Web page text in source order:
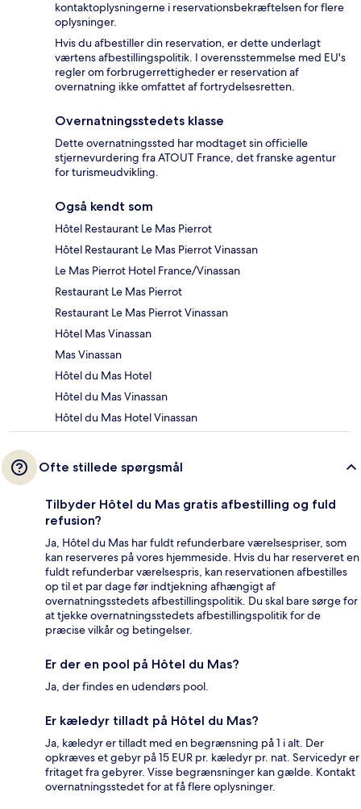
kontaktoplysningerne i reservationsbekræftelsen for flere
oplysninger.
Hvis du afbestiller din reservation, er dette underlagt
værtens afbestillingspolitik. I overensstemmelse med EU's
regler om forbrugerrettigheder er reservation af
overnatning ikke omfattet af fortrydelsesretten.
Overnatningsstedets klasse
Dette overnatningssted har modtaget sin officielle
stjernevurdering fra ATOUT France, det franske agentur
for turismeudvikling.
Også kendt som
Hôtel Restaurant Le Mas Pierrot
Hôtel Restaurant Le Mas Pierrot Vinassan
Le Mas Pierrot Hotel France/Vinassan
Restaurant Le Mas Pierrot
Restaurant Le Mas Pierrot Vinassan
Hôtel Mas Vinassan
Mas Vinassan
Hôtel du Mas Hotel
Hôtel du Mas Vinassan
Hôtel du Mas Hotel Vinassan
Ofte stillede spørgsmål
Tilbyder Hôtel du Mas gratis afbestilling og fuld
refusion?
Ja, Hôtel du Mas har fuldt refunderbare værelsespriser, som
kan reserveres på vores hjemmeside. Hvis du har reserveret en
fuldt refunderbar værelsespris, kan reservationen afbestilles
op til et par dage før indtjekning afhængigt af
overnatningsstedets afbestillingspolitik. Du skal bare sørge for
at tjekke overnatningsstedets afbestillingspolitik for de
præcise vilkår og betingelser.
Er der en pool på Hôtel du Mas?
Ja, der findes en udendørs pool.
Er kæledyr tilladt på Hôtel du Mas?
Ja, kæledyr er tilladt med en begrænsning på 1 i alt. Der
opkræves et gebyr på 15 EUR pr. kæledyr pr. nat. Servicedyr er
fritaget fra gebyrer. Visse begrænsninger kan gælde. Kontakt
overnatningsstedet for at få flere oplysninger.